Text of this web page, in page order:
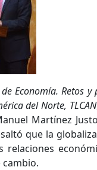
Economía. Retos y
del Norte, TLCAN
Martínez
que la
relaciones